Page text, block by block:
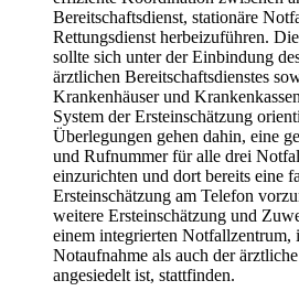
Bereitschaftsdienst, stationäre
Rettungsdienst herbeizuführen.
sollte sich unter der Einbindung
ärztlichen Bereitschaftsdienstes
Krankenhäuser und
System der Ersteinschätzung
Überlegungen gehen dahin, eine
und Rufnummer für alle drei
einzurichten und dort bereits eine
Ersteinschätzung am Telefon
weitere Ersteinschätzung und
einem integrierten Notfallzentrum,
Notaufnahme als auch der
angesiedelt ist, stattfinden.